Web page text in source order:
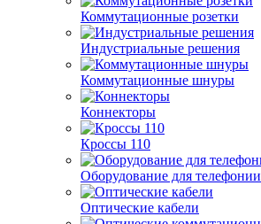
Коммутационные розетки
Индустриальные решения
Коммутационные шнуры
Коннекторы
Кроссы 110
Оборудование для телефонии
Оптические кабели